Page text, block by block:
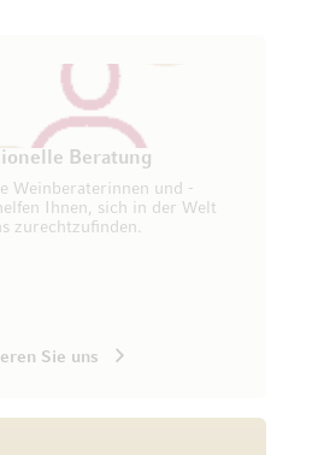
Beratung
Weinberaterinnen und -
Ihnen, sich in der Welt
zurechtzufinden.
Sie uns